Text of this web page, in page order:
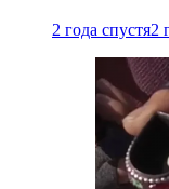
2 года спустя2